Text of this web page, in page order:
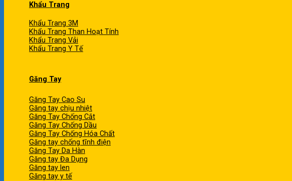
Khẩu Trang
Khẩu Trang 3M
Khẩu Trang Than Hoạt Tính
Khẩu Trang Vải
Khẩu Trang Y Tế
Găng Tay
Găng Tay Cao Su
Găng tay chịu nhiệt
Găng Tay Chống Cắt
Găng Tay Chống Dầu
Găng Tay Chống Hóa Chất
Găng tay chống tĩnh điện
Găng Tay Da Hàn
Găng tay Đa Dụng
Găng tay len
Găng tay y tế